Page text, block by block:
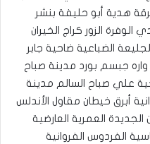
هدية أبو حليفة بنشر
الزور كراج الخيران
الضباعية ضاحية جابر
جبسم بورد مدينة صباح
علي صباح السالم مدينة
أبرق خيطان مقاول الأندلس
العمرية العارضية
الفردوس الفروانية